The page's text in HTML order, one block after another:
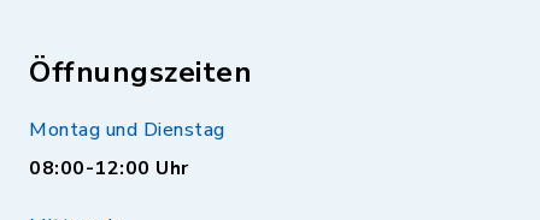
Öffnungszeiten
Montag und Dienstag
08:00-12:00 Uhr